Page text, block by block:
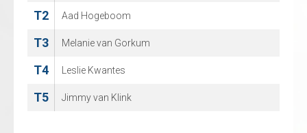
T2 Aad Hogeboom
T3 Melanie van Gorkum
T4 Leslie Kwantes
T5 Jimmy van Klink
T2 SANDRA VAN LOOVEREN
T3 JAN CUYLEN
T4 Peter Wouters
T5 Quinten Vermylen